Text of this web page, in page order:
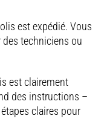
est expédié. Vous
techniciens ou
est clairement
des instructions –
claires pour